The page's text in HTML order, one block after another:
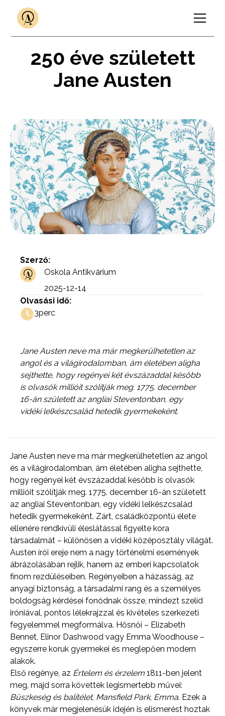
250 éve született
Jane Austen
Szerző:
2025-12-14
Oskola Antikvárium
Olvasási idő:
3perc
Jane Austen neve ma már megkerülhetetlen az
angol és a világirodalomban, ám életében aligha
sejthette, hogy regényei két évszázaddal később
is olvasók millióit szólítják meg. 1775. december
16-án született az angliai Steventonban, egy
vidéki lelkészcsalád hetedik gyermekeként.
Jane Austen neve ma már megkerülhetetlen az angol
és a világirodalomban, ám életében aligha sejthette,
hogy regényei két évszázaddal később is olvasók
millióit szólítják meg. 1775. december 16-án született
az angliai Steventonban, egy vidéki lelkészcsalád
hetedik gyermekeként. Zárt, családközpontú élete
ellenére rendkívüli éleslátással figyelte kora
társadalmát – különösen a vidéki középosztály világát.
Austen írói ereje nem a nagy történelmi események
ábrázolásában rejlik, hanem az emberi kapcsolatok
finom rezdüléseiben. Regényeiben a házasság, az
anyagi biztonság, a társadalmi rang és a személyes
boldogság kérdései fonódnak össze, mindezt szelíd
iróniával, pontos lélekrajzzal és kivételes szerkezeti
fegyelemmel megformálva. Hősnői – Elizabeth
Bennet, Elinor Dashwood vagy Emma Woodhouse –
egyszerre koruk gyermekei és meglepően modern
alakok.
Első regénye, az Értelem és érzelem 1811-ben jelent
meg, majd sorra követték legismertebb művei:
Büszkeség és balítélet, Mansfield Park, Emma. Ezek a
könyvek már megjelenésük idején is elismerést hoztak